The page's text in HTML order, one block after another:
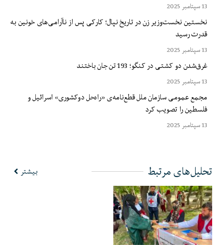
13 سپتامبر 2025
نخستین نخست‌وزیر زن در تاریخ نپال؛ کارکی پس از ناآرامی‌های خونین به
قدرت رسید
13 سپتامبر 2025
غرق‌شدن دو کشتی در کنگو؛ 193 تن جان باختند
13 سپتامبر 2025
مجمع عمومی سازمان ملل قطع‌نامه‌ی «راه‌حل دوکشوری» اسرائیل و
فلسطین را تصویب کرد
13 سپتامبر 2025
تحلیل‌های مرتبط بیشتر